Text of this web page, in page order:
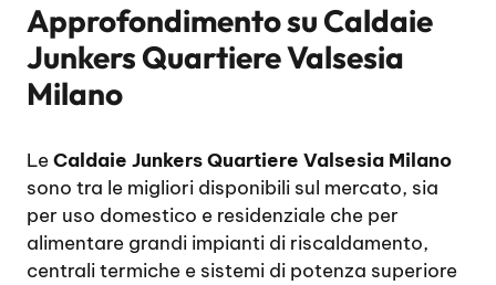
Approfondimento su Caldaie
Junkers Quartiere Valsesia
Milano
LeCaldaie Junkers Quartiere Valsesia Milano
sono tra le migliori disponibili sul mercato, sia
per uso domestico e residenziale che per
alimentare grandi impianti di riscaldamento,
centrali termiche e sistemi di potenza superiore